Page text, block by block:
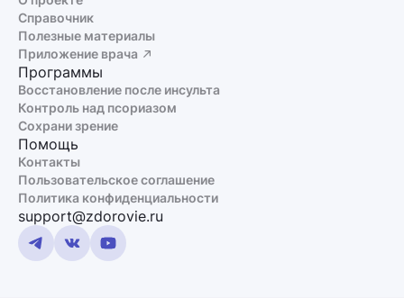
Справочник
Полезные материалы
Приложение врача
Программы
Восстановление после инсульта
Контроль над псориазом
Сохрани зрение
Помощь
Контакты
Пользовательское соглашение
Политика конфиденциальности
support@zdorovie.ru